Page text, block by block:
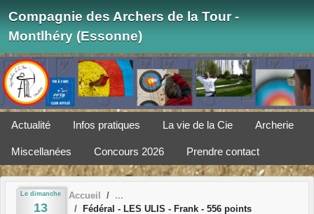
Compagnie des Archers de la Tour -
Montlhéry (Essonne)
Actualité Infos pratiques La vie de la Cie Archerie
Miscellanées Concours 2026 Prendre contact
Le dimanche
13
Accueil
Fédéral - LES ULIS - Frank - 556 points